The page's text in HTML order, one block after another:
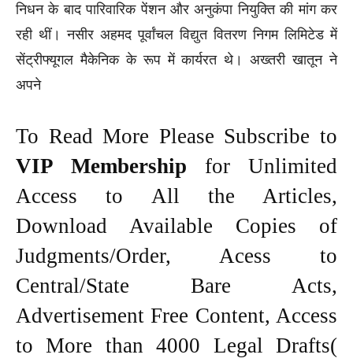
निधन के बाद पारिवारिक पेंशन और अनुकंपा नियुक्ति की मांग कर
रही थीं। नसीर अहमद पूर्वांचल विद्युत वितरण निगम लिमिटेड में
सेंट्रीफ्यूगल मैकेनिक के रूप में कार्यरत थे। अख्तरी खातून ने
अपने
To Read More Please Subscribe to
VIP Membership for Unlimited
Access to All the Articles,
Download Available Copies of
Judgments/Order, Acess to
Central/State Bare Acts,
Advertisement Free Content, Access
to More than 4000 Legal Drafts(